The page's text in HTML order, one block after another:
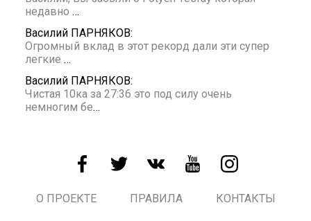
недавно …
Василий ПАРНЯКОВ:
Огромный вклад в этот рекорд дали эти супер
легкие …
Василий ПАРНЯКОВ:
Чистая 10ка за 27:36 это под силу очень
немногим бе…
О ПРОЕКТЕ ПРАВИЛА КОНТАКТЫ